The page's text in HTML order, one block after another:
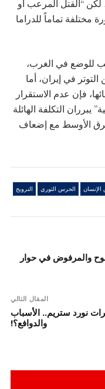
لكن “القتل المرعب أو
مختلفة تماماً للدراما
للوضع في الغرب،
في إيران، أما
فإن عدم الاستقرار
يبرران التكلفة الهائلة
الأوسط مع إضعاف
الحرس الثوري النرويج
والمرفوض في حوار
المقال التالي
نورد ستريم.. الأسباب
والدوافع؟!